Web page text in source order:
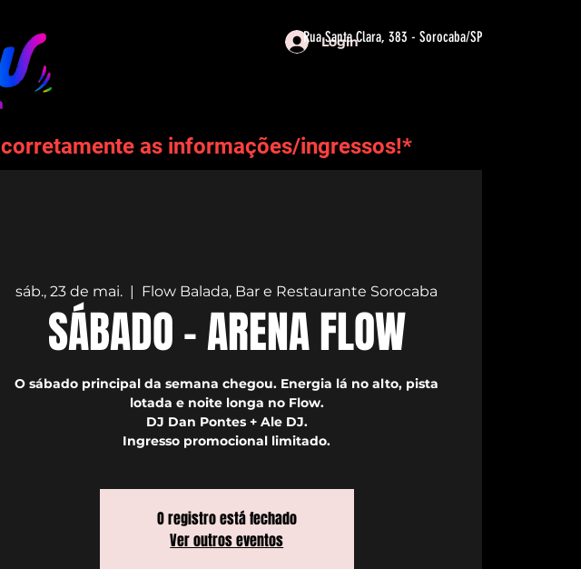
Rua Santa Clara, 383 - Sorocaba/SP
Login
as informações/ingressos!*
sáb., 23 de mai.
  |
Flow Balada, Bar e Restaurante Sorocaba
SÁBADO - ARENA FLOW
O sábado principal da semana chegou. Energia lá no alto, pista
lotada e noite longa no Flow.
DJ Dan Pontes + Ale DJ.
Ingresso promocional limitado.
O registro está fechado
Ver outros eventos